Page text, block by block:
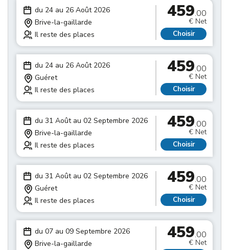
du 24 au 26 Août 2026
Brive-la-gaillarde
Il reste des places
459.00
€ Net
Choisir
du 24 au 26 Août 2026
Guéret
Il reste des places
459.00
€ Net
Choisir
du 31 Août au 02 Septembre 2026
Brive-la-gaillarde
Il reste des places
459.00
€ Net
Choisir
du 31 Août au 02 Septembre 2026
Guéret
Il reste des places
459.00
€ Net
Choisir
du 07 au 09 Septembre 2026
Brive-la-gaillarde
459.00
€ Net